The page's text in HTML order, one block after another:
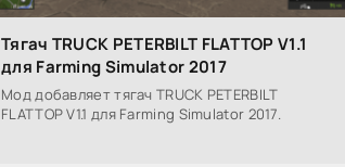
Тягач TRUCK PETERBILT FLATTOP V1.1
для Farming Simulator 2017
Мод добавляет тягач TRUCK PETERBILT
FLATTOP V1.1 для Farming Simulator 2017.